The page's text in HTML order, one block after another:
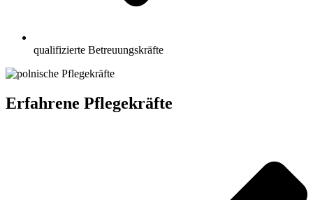
qualifizierte Betreuungskräfte
Erfahrene Pflegekräfte